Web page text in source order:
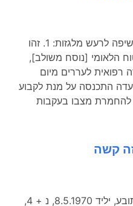
קראו דוגמא מהפסיקה בנושא חשיפה לרעש מלגזות: 1. זהו
לחוק הביטוח הלאומי [נוסח משולב],
ועדה רפואית לעררים מיום
(להלן - הוועדה). 2. הועדה התכנסה על מנת לקבוע
להחמרת מצבו בעקבות
קשה
פסק דין 1. ביום 5.4.05 נפגע התובע, יליד 8.5.1970, נ + 4,